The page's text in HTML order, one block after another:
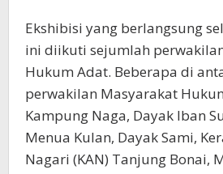
Ekshibisi yang berlangsung
ini diikuti sejumlah
Hukum Adat. Beberapa di
perwakilan Masyarakat
Kampung Naga, Dayak Iban
Menua Kulan, Dayak Sami,
Nagari (KAN) Tanjung Bonai,